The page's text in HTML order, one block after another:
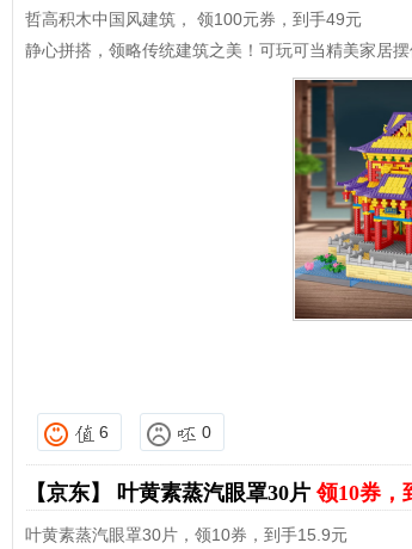
哲高积木中国风建筑， 领100元券，到手49元
静心拼搭，领略传统建筑之美！可玩可当精美家居
6 0
【京东】 叶黄素蒸汽眼罩30片领10券，
叶黄素蒸汽眼罩30片，领10券，到手15.9元